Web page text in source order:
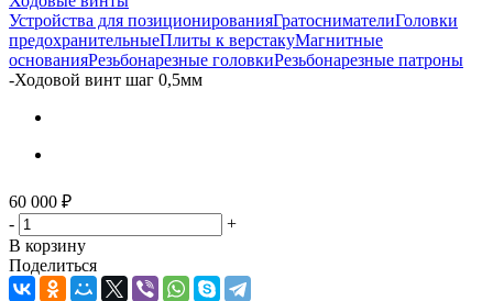
Устройства для позиционированияГратоснимателиГоловки
предохранительныеПлиты к верстакуМагнитные
основанияРезьбонарезные головкиРезьбонарезные патроны
-Ходовой винт шаг 0,5мм
60 000 ₽
-
+
В корзину
Поделиться